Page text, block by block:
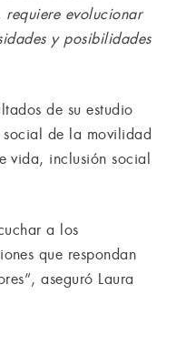
evolucionar
y posibilidades
de su estudio
social de la movilidad
vida, inclusión social
a los
que respondan
aseguró Laura